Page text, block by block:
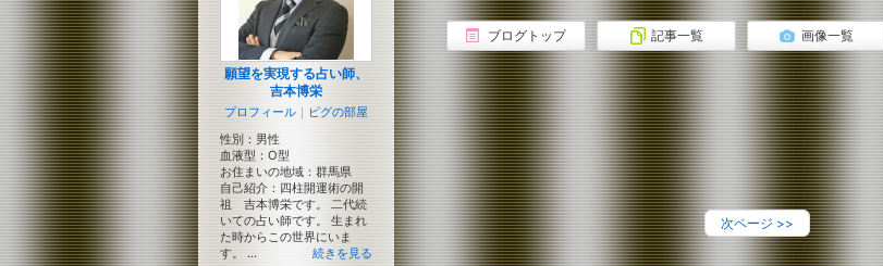
ブログトップ 記事一覧 画像一覧
次ページ >>
願望を実現する占い師、
吉本博栄
プロフィール ｜ ピグの部屋
性別： 男性
血液型： O型
お住まいの地域： 群馬県
自己紹介：四柱開運術の開
祖 吉本博栄です。 二代続
いての占い師です。 生まれ
た時からこの世界にいま
す。 ...
続きを見る